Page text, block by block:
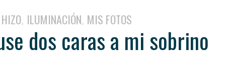
, ILUMINACIÓN, MIS FOTOS
dos caras a mi sobrino